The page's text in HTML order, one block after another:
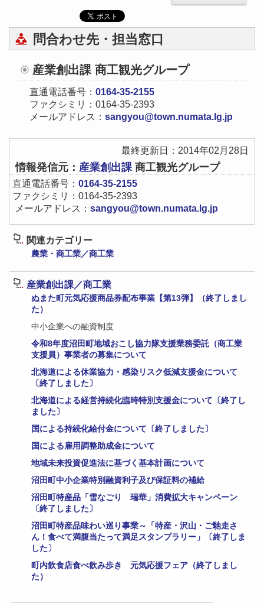
問合わせ先・担当窓口
産業創出課 商工観光グループ
直通電話番号： 0164-35-2155
ファクシミリ：0164-35-2393
メールアドレス： sangyou@town.numata.lg.jp
最終更新日：2014年02月28日
情報発信元： 産業創出課 商工観光グループ
直通電話番号： 0164-35-2155
ファクシミリ：0164-35-2393
メールアドレス： sangyou@town.numata.lg.jp
関連カテゴリー
農業・商工業／商工業
産業創出課／商工業
ぬまた町元気応援商品券配布事業【第13弾】（終了しまし
た）
中小企業への融資制度
令和8年度沼田町地域おこし協力隊支援業務委託（商工業
支援員）事業者の募集について
北海道による休業協力・感染リスク低減支援金について
〔終了しました〕
北海道による経営持続化臨時特別支援金について〔終了し
ました〕
国による持続化給付金について〔終了しました〕
国による雇用調整助成金について
地域未来投資促進法に基づく基本計画について
沼田町中小企業特別融資利子及び保証料の補給
沼田町特産品「雪なごり 瑞華」消費拡大キャンペーン
〔終了しました〕
沼田町特産品味わい巡り事業～「特産・沢山・ご馳走さ
ん！食べて満腹当たって満足スタンプラリー」〔終了しま
した〕
町内飲食店食べ飲み歩き 元気応援フェア（終了しまし
た）